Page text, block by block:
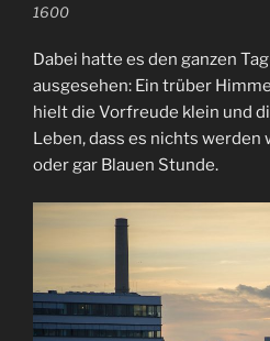
1600
Dabei hatte es den ganzen
ausgesehen: Ein trüber
hielt die Vorfreude klein und
Leben, dass es nichts werden
oder gar Blauen Stunde.